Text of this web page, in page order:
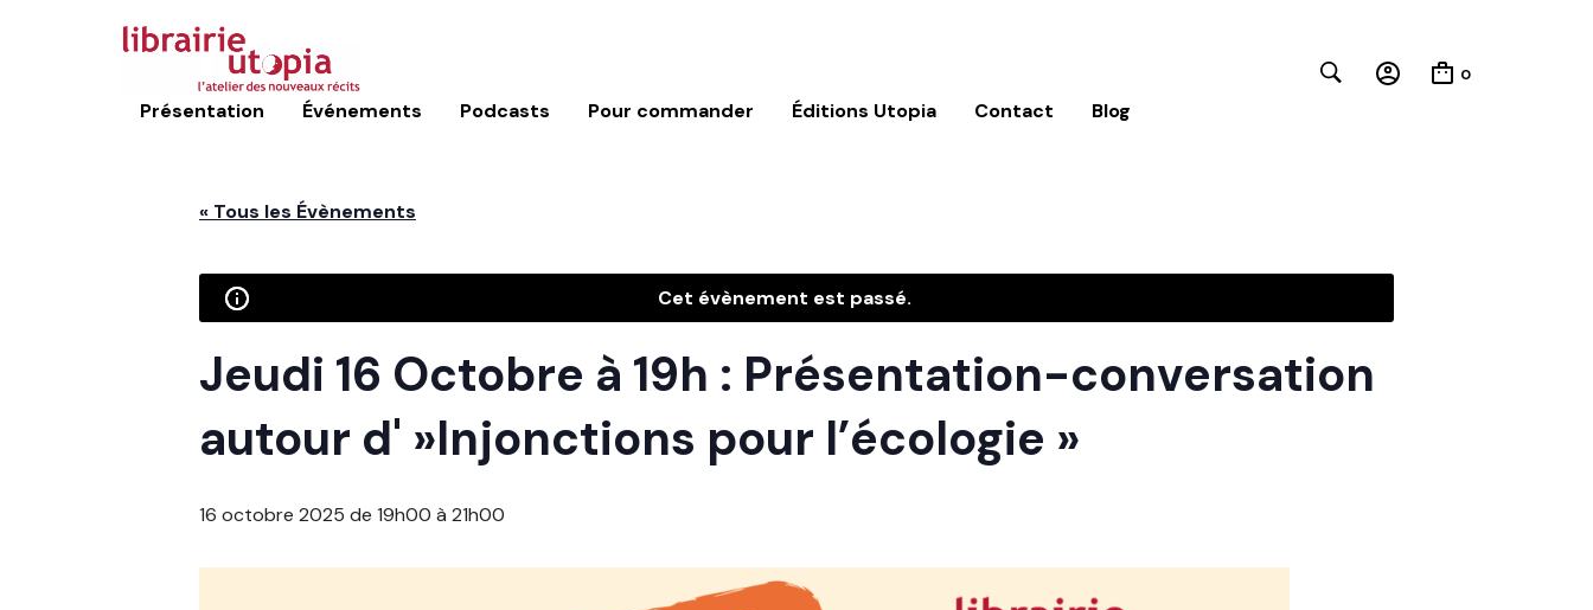
Présentation Événements Podcasts Pour commander Éditions Utopia Contact Blog
0
« Tous les Évènements
Cet évènement est passé.
Jeudi 16 Octobre à 19h : Présentation-conversation
autour d' »Injonctions pour l’écologie »
16 octobre 2025 de 19h00 à 21h00